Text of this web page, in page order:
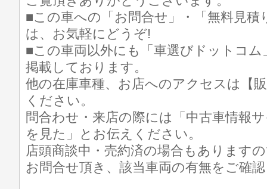
■この車への「お問合せ」・「無料見積
は、お気軽にどうぞ!
■この車両以外にも「車選びドットコ
掲載しております。
他の在庫車種、お店へのアクセスは【
ください。
問合わせ・来店の際には「中古車情報
を見た」とお伝えください。
店頭商談中・売約済の場合もあります
お問合せ頂き、該当車両の有無をご確